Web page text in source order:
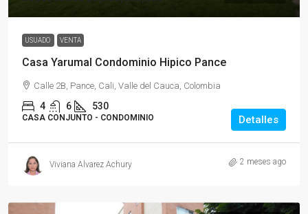
USUADO VENTA
Casa Yarumal Condominio Hipico Pance
Calle 2B, Pance, Cali, Valle del Cauca, Colombia
4 6 530
CASA CONJUNTO - CONDOMINIO Detalles
Viviana Alvarez Achury 2 meses ago